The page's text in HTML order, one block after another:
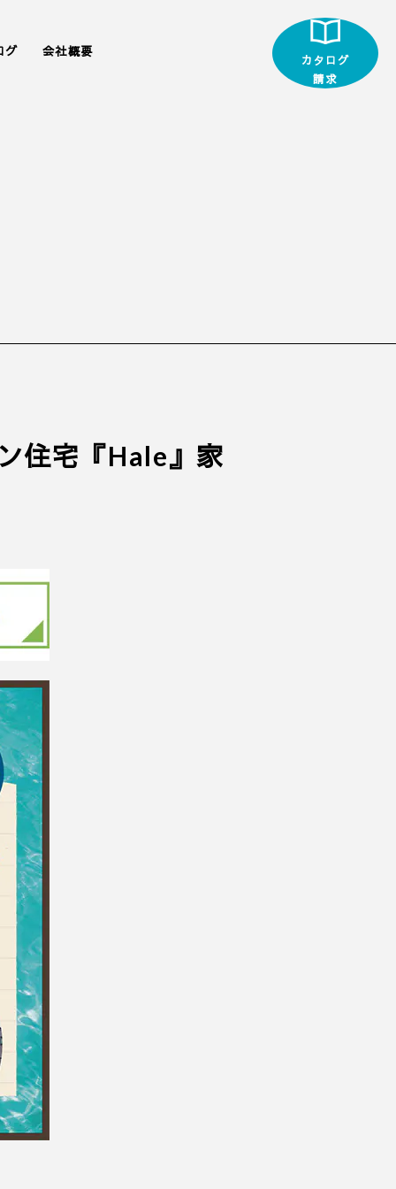
グ 会社概要
カタログ
請求
住宅『Hale』家